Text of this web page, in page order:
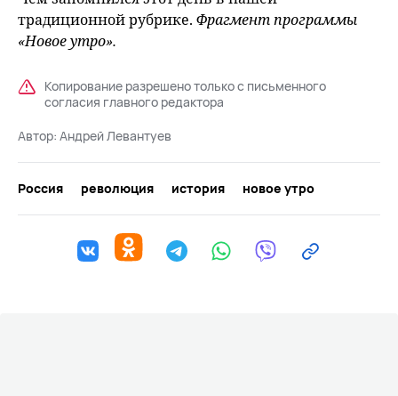
традиционной рубрике. Фрагмент программы
«Новое утро».
Копирование разрешено только с письменного
согласия главного редактора
Автор: Андрей Левантуев
Россия революция история новое утро